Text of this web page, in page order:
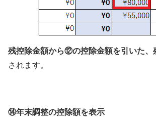
残控除金額から⑫の控除金額を引いた、
されます。
⑭年末調整の控除額を表示